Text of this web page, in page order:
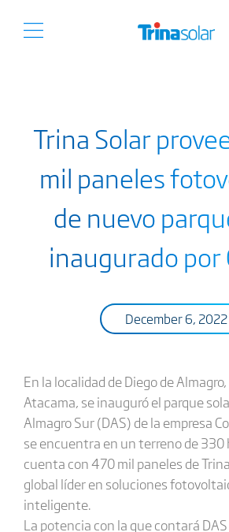
Trina Solar
mil paneles
de nuevo
inaugurado por
December 6, 2022
En la localidad de Diego de
Atacama, se inauguró el parque
Almagro Sur (DAS) de la empresa
se encuentra en un terreno de 330
cuenta con 470 mil paneles de
global líder en soluciones
inteligente.
La potencia con la que contará